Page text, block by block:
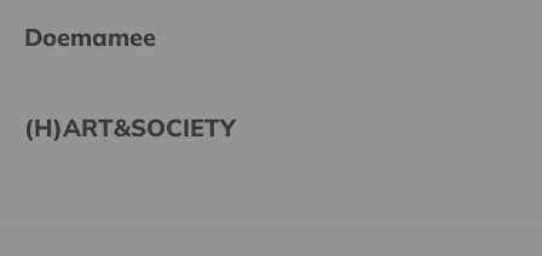
Doemamee
(H)ART&SOCIETY